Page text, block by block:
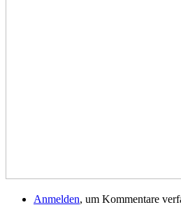
Anmelden, um Kommentare